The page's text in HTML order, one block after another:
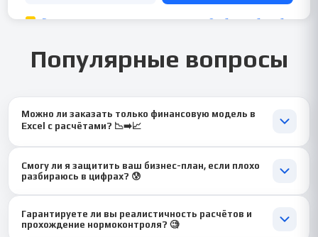
Популярные вопросы
Можно ли заказать только финансовую модель в
Excel с расчётами? 📉➡️📈
разработать для тебя полноценную финансовую модель с
прогнозным отчётом о прибылях и убытках, движением
денежных средств и всеми необходимыми расчётами KPI.
Идеально, если основную часть ты пишешь сам.
Смогу ли я защитить ваш бизнес-план, если плохо
разбираюсь в цифрах? 😰
финансовой модели идёт подробное текстовое пояснение:
что каждая цифра означает, почему мы её взяли, какие
Гарантируете ли вы реалистичность расчётов и
прохождение нормоконтроля? 🧐